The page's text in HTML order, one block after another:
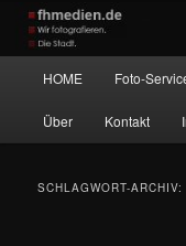
Zum
primären
Inhalt
springen
Zum
sekundären
Inhalt
springen
Wir fotografieren die
HOME Foto-
Über Kontakt
SCHLAGWORT-ARCHIV: